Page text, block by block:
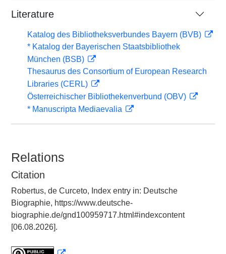
Literature
Katalog des Bibliotheksverbundes Bayern (BVB)
* Katalog der Bayerischen Staatsbibliothek
München (BSB)
Thesaurus des Consortium of European Research
Libraries (CERL)
Österreichischer Bibliothekenverbund (OBV)
* Manuscripta Mediaevalia
Relations
Citation
Robertus, de Curceto, Index entry in: Deutsche
Biographie, https://www.deutsche-
biographie.de/gnd100959717.html#indexcontent
[06.08.2026].